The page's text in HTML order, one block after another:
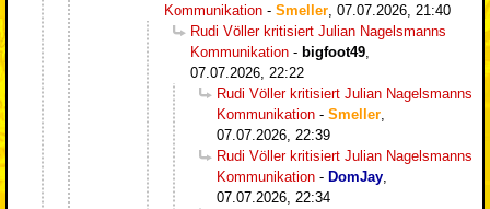
Kommunikation - Smeller, 07.07.2026, 21:40
Rudi Völler kritisiert Julian Nagelsmanns
Kommunikation - bigfoot49,
07.07.2026, 22:22
Rudi Völler kritisiert Julian Nagelsmanns
Kommunikation - Smeller,
07.07.2026, 22:39
Rudi Völler kritisiert Julian Nagelsmanns
Kommunikation - DomJay,
07.07.2026, 22:34